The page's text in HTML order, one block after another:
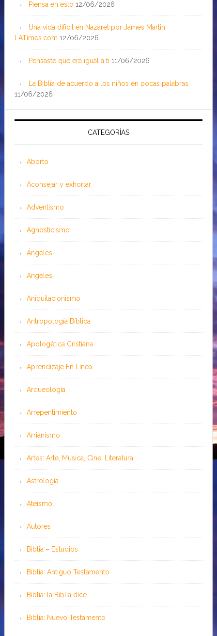
Piensa en esto 12/06/2026
Una vida difícil en Nazaret por James Martin;
LATimes.com 12/06/2026
Pensaste que era igual a ti 11/06/2026
La Biblia de acuerdo a los niños en pocas palabras
11/06/2026
CATEGORÍAS
Aborto
Aconsejar y exhortar
Adventismo
Agnosticismo
Ángeles
Angeles
Aniquilacionismo
Antropología Bíblica
Apologética Cristiana
Aprendizaje En Línea
Arqueología
Arrepentimiento
Arrianismo
Artes: Arte, Música, Cine, Literatura
Astrología
Ateísmo
Autores
Biblia – Estudios
Biblia: Antiguo Testamento
Biblia: la Biblia dice
Biblia: Nuevo Testamento